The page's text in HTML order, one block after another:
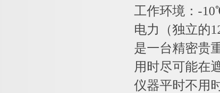
工作环境：-
电力（独立的
是一台精密贵
用时尽可能在
仪器平时不用